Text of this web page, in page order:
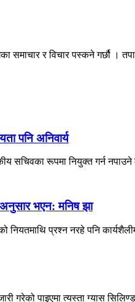
समाचार र विचार पस्कने गर्छौ
पनि अनिवार्य
सचिवका रूपमा नियुक्त गर्न
भएन: मनिष झा
नियतमाथि प्रश्न नरहे पनि
गरेको पाइएमा त्यस्ता ग्यास